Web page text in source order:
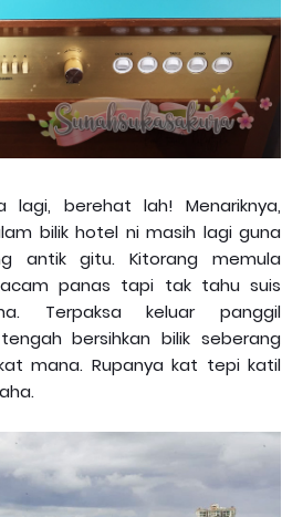
lagi, berehat lah! Menariknya,
bilik hotel ni masih lagi guna
antik gitu. Kitorang memula
panas tapi tak tahu suis
Terpaksa keluar panggil
bersihkan bilik seberang
mana. Rupanya kat tepi katil